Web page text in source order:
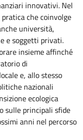
innovativi. Nel
che coinvolge
università,
e soggetti privati.
insieme affinché
di
e, allo stesso
nazionali
ecologica
sulle principali sfide
anni nel percorso